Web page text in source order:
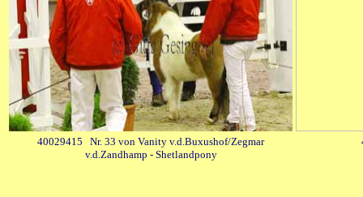
40029415 Nr. 33 von Vanity v.d.Buxushof/Zegmar
v.d.Zandhamp - Shetlandpony